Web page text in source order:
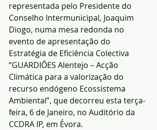
representada pelo Presidente do
Conselho Intermunicipal, Joaquim
Diogo, numa mesa redonda no
evento de apresentação do
Estratégia de Eficiência Colectiva
“GUARDIÕES Alentejo – Acção
Climática para a valorização do
recurso endógeno Ecossistema
Ambiental”, que decorreu esta terça-
feira, 6 de Janeiro, no Auditório da
CCDRA IP, em Évora.